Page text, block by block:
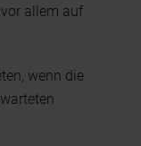
allem auf
wenn die